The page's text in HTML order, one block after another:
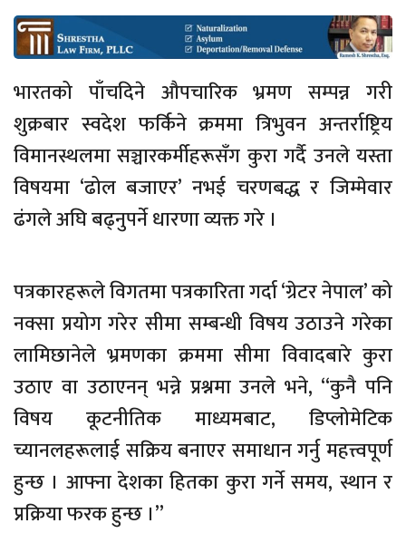
भारतको पाँचदिने औपचारिक भ्रमण सम्पन्न गरी
शुक्रबार स्वदेश फर्किने क्रममा त्रिभुवन अन्तर्राष्ट्रिय
विमानस्थलमा सञ्चारकर्मीहरूसँग कुरा गर्दै उनले यस्ता
विषयमा ‘ढोल बजाएर’ नभई चरणबद्ध र जिम्मेवार
ढंगले अघि बढ्नुपर्ने धारणा व्यक्त गरे ।
पत्रकारहरूले विगतमा पत्रकारिता गर्दा ‘ग्रेटर नेपाल’ को
नक्सा प्रयोग गरेर सीमा सम्बन्धी विषय उठाउने गरेका
लामिछानेले भ्रमणका क्रममा सीमा विवादबारे कुरा
उठाए वा उठाएनन् भन्ने प्रश्नमा उनले भने, “कुनै पनि
विषय कूटनीतिक माध्यमबाट, डिप्लोमेटिक
च्यानलहरूलाई सक्रिय बनाएर समाधान गर्नु महत्त्वपूर्ण
हुन्छ । आफ्ना देशका हितका कुरा गर्ने समय, स्थान र
प्रक्रिया फरक हुन्छ ।”